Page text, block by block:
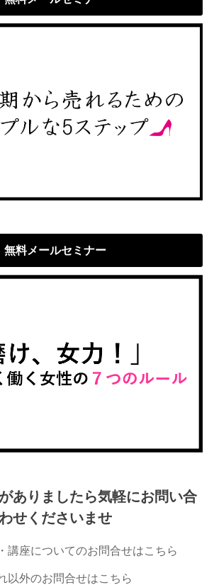
無料メールセミナー
ありましたら気軽にお問い合
せくださいませ
講座についてのお問合せはこちら
以外のお問合せはこちら